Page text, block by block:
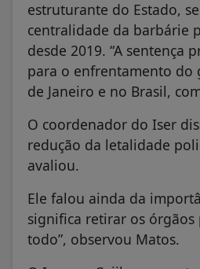
estruturante do Estado,
centralidade da barbárie
desde 2019. “A
para o enfrentamento do
de Janeiro e no Brasil,
O coordenador do Iser
redução da letalidade
avaliou.
Ele falou ainda da
significa retirar os órgãos
todo”, observou Matos.